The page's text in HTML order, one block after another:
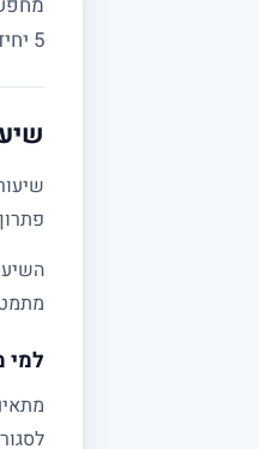
5 יחידות, עם דגש על הבנת עקרונות ופתרון בעיות מעשי.
למי